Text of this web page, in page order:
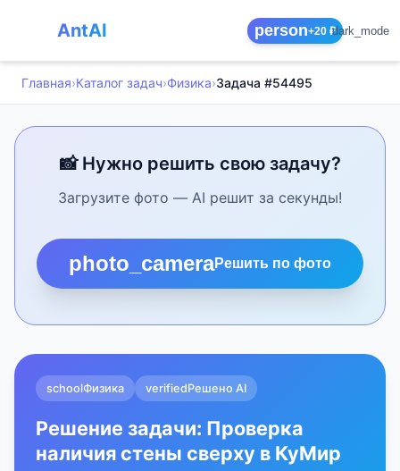
AntAI person+20 ₽dark_mode
Главная›Каталог задач›Физика›Задача #54495
📸 Нужно решить свою задачу?
Загрузите фото — AI решит за секунды!
photo_cameraРешить по фото
schoolФизика verifiedРешено AI
Решение задачи: Проверка
наличия стены сверху в КуМир